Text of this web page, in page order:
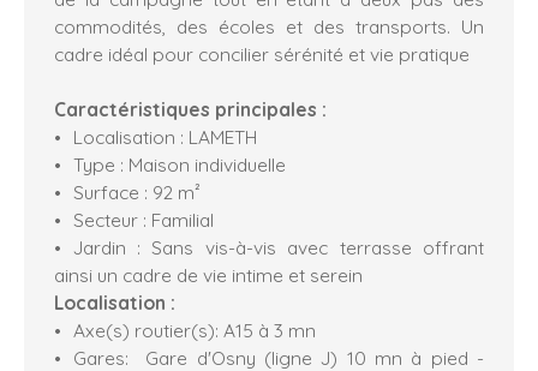
commodités, des écoles et des transports. Un
cadre idéal pour concilier sérénité et vie pratique
Caractéristiques principales :
Localisation : LAMETH
Type : Maison individuelle
Surface : 92 m²
Secteur : Familial
Jardin : Sans vis-à-vis avec terrasse offrant
ainsi un cadre de vie intime et serein
Localisation :
Axe(s) routier(s): A15 à 3 mn
Gares: Gare d'Osny (ligne J) 10 mn à pied -